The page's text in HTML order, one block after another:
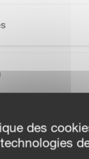
Techniques
des